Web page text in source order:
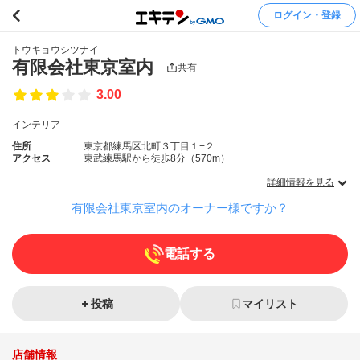
ログイン・登録
トウキョウシツナイ
有限会社東京室内 共有
3.00
インテリア
住所
東京都練馬区北町３丁目１−２
アクセス
東武練馬駅から徒歩8分（570m）
詳細情報を見る
有限会社東京室内のオーナー様ですか？
電話する
投稿 マイリスト
店舗情報